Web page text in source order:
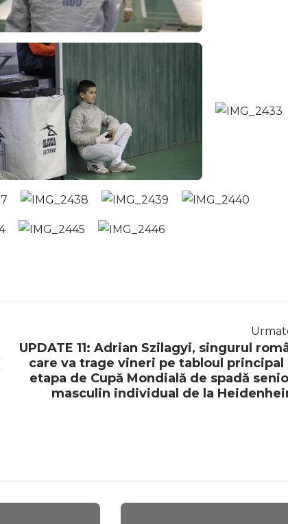
UPDATE 11: Adrian Szilagyi, singurul
care va trage vineri pe tabloul principal
etapa de Cupă Mondială de spadă
masculin individual de la